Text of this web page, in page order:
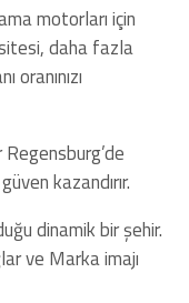
motorları için
daha fazla
oranınızı
kazandırır.
dinamik bir şehir.
ve Marka imajı